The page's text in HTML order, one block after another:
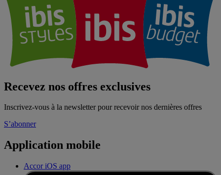
Recevez nos offres exclusives
Inscrivez-vous à la newsletter pour recevoir nos dernières offres
S’abonner
Application mobile
Accor iOS app